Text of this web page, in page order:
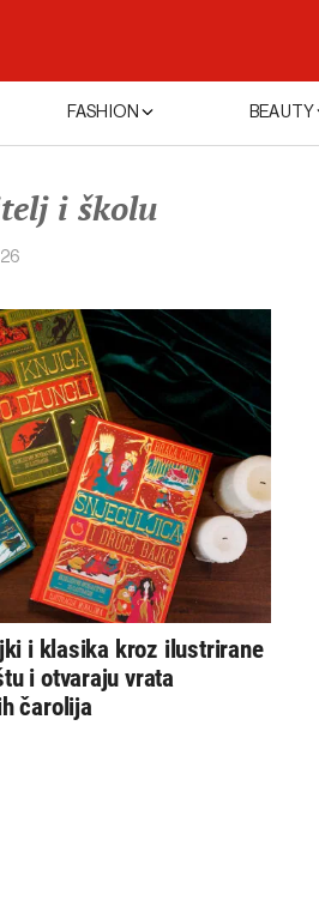
FASHION BEAUTY
i školu
i klasika kroz ilustrirane
i otvaraju vrata
čarolija